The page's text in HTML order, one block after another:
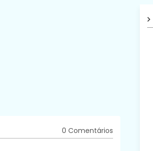
0 Comentários